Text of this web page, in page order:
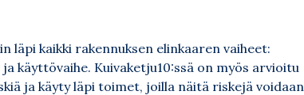
läpi kaikki rakennuksen elinkaaren vaiheet:
käyttövaihe. Kuivaketju10:ssä on myös arvioitu
ja käyty läpi toimet, joilla näitä riskejä voidaan